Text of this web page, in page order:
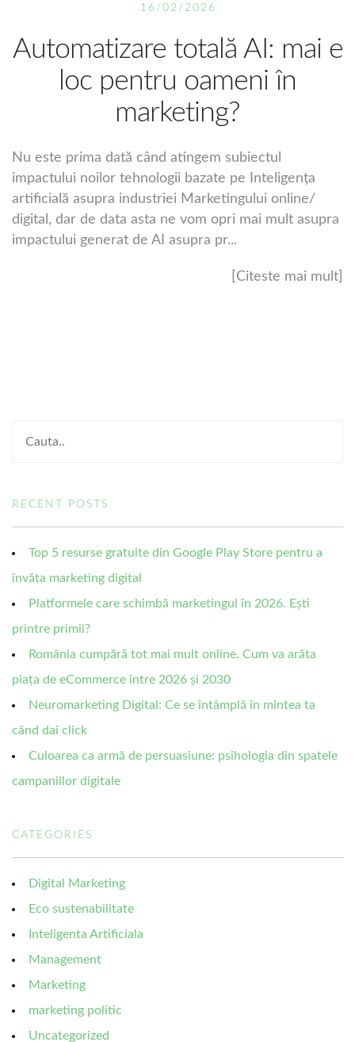
16/02/2026
Automatizare totală AI: mai e
loc pentru oameni în
marketing?
Nu este prima dată când atingem subiectul
impactului noilor tehnologii bazate pe Inteligența
artificială asupra industriei Marketingului online/
digital, dar de data asta ne vom opri mai mult asupra
impactului generat de AI asupra pr...
[Citeste mai mult]
RECENT POSTS
Top 5 resurse gratuite din Google Play Store pentru a
învăța marketing digital
Platformele care schimbă marketingul în 2026. Ești
printre primii?
România cumpără tot mai mult online. Cum va arăta
piața de eCommerce între 2026 și 2030
Neuromarketing Digital: Ce se întâmplă în mintea ta
când dai click
Culoarea ca armă de persuasiune: psihologia din spatele
campaniilor digitale
CATEGORIES
Digital Marketing
Eco sustenabilitate
Inteligenta Artificiala
Management
Marketing
marketing politic
Uncategorized